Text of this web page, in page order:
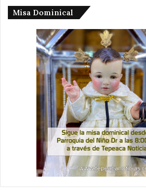
Misa Dominical